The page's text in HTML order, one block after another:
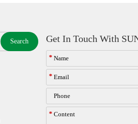
Search Get In Touch With
*
*
*